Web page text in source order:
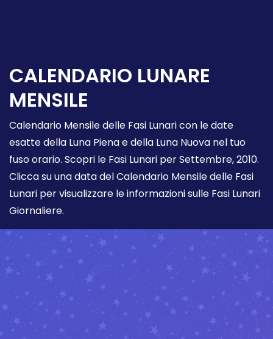
CALENDARIO LUNARE
MENSILE
Calendario Mensile delle Fasi Lunari con le date
esatte della Luna Piena e della Luna Nuova nel tuo
fuso orario. Scopri le Fasi Lunari per Settembre, 2010.
Clicca su una data del Calendario Mensile delle Fasi
Lunari per visualizzare le informazioni sulle Fasi Lunari
Giornaliere.